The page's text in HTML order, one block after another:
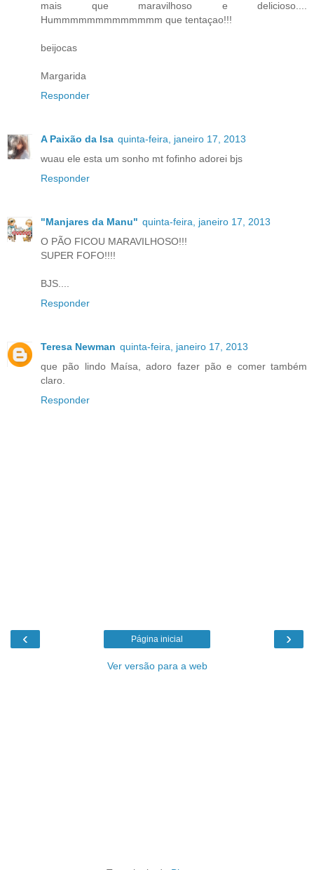
mais que maravilhoso e delicioso....
Hummmmmmmmmmmmm que tentaçao!!!
beijocas
Margarida
Responder
A Paixão da Isa quinta-feira, janeiro 17, 2013
wuau ele esta um sonho mt fofinho adorei bjs
Responder
"Manjares da Manu" quinta-feira, janeiro 17, 2013
O PÃO FICOU MARAVILHOSO!!!
SUPER FOFO!!!!
BJS....
Responder
Teresa Newman quinta-feira, janeiro 17, 2013
que pão lindo Maísa, adoro fazer pão e comer também
claro.
Responder
‹ ›
Página inicial
Ver versão para a web